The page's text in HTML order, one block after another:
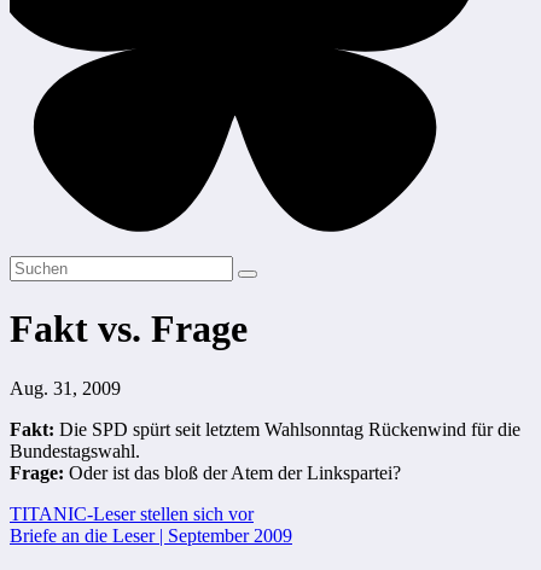
Fakt vs. Frage
Aug. 31, 2009
Fakt: Die SPD spürt seit letztem Wahlsonntag Rückenwind für die
Bundestagswahl.
Frage: Oder ist das bloß der Atem der Linkspartei?
Beitragsnavigation
TITANIC-Leser stellen sich vor
Briefe an die Leser | September 2009